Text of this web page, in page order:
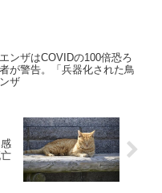
ンザはCOVIDの100倍恐ろ
が警告。「兵器化された鳥
ザ